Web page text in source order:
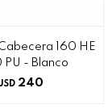
160 HE
- Blanco
240